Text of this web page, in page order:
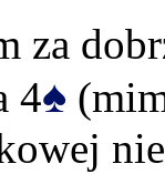
za
4♠